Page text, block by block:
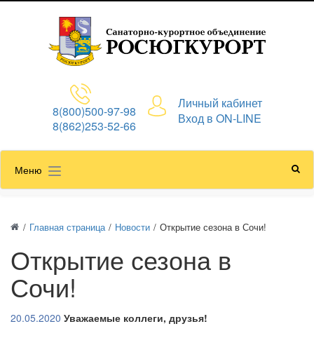
8(800)500-97-98
8(862)253-52-66
Личный кабинет
Вход в ON-LINE
Меню
/ Главная страница / Новости / Открытие сезона в Сочи!
Открытие сезона в
Сочи!
20.05.2020 Уважаемые коллеги, друзья!